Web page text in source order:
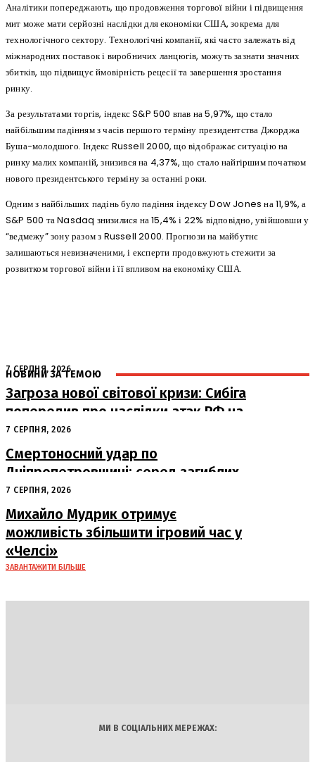
Аналітики попереджають, що продовження торгової війни і підвищення
мит може мати серйозні наслідки для економіки США, зокрема для
технологічного сектору. Технологічні компанії, які часто залежать від
міжнародних поставок і виробничих ланцюгів, можуть зазнати значних
збитків, що підвищує ймовірність рецесії та завершення зростання
ринку.
За результатами торгів, індекс S&P 500 впав на 5,97%, що стало
найбільшим падінням з часів першого терміну президентства Джорджа
Буша-молодшого. Індекс Russell 2000, що відображає ситуацію на
ринку малих компаній, знизився на 4,37%, що стало найгіршим початком
нового президентського терміну за останні роки.
Одним з найбільших падінь було падіння індексу Dow Jones на 11,9%, а
S&P 500 та Nasdaq знизилися на 15,4% і 22% відповідно, увійшовши у
“ведмежу” зону разом з Russell 2000. Прогнози на майбутнє
залишаються невизначеними, і експерти продовжують стежити за
розвитком торгової війни і її впливом на економіку США.
НОВИНИ ЗА ТЕМОЮ
7 СЕРПНЯ, 2026
Загроза нової світової кризи: Сибіга
попередив про наслідки атак РФ на
судна
7 СЕРПНЯ, 2026
Смертоносний удар по
Дніпропетровщині: серед загиблих
– працівники «Укрпошти»
7 СЕРПНЯ, 2026
Михайло Мудрик отримує
можливість збільшити ігровий час у
«Челсі»
ЗАВАНТАЖИТИ БІЛЬШЕ
МИ В СОЦІАЛЬНИХ МЕРЕЖАХ: